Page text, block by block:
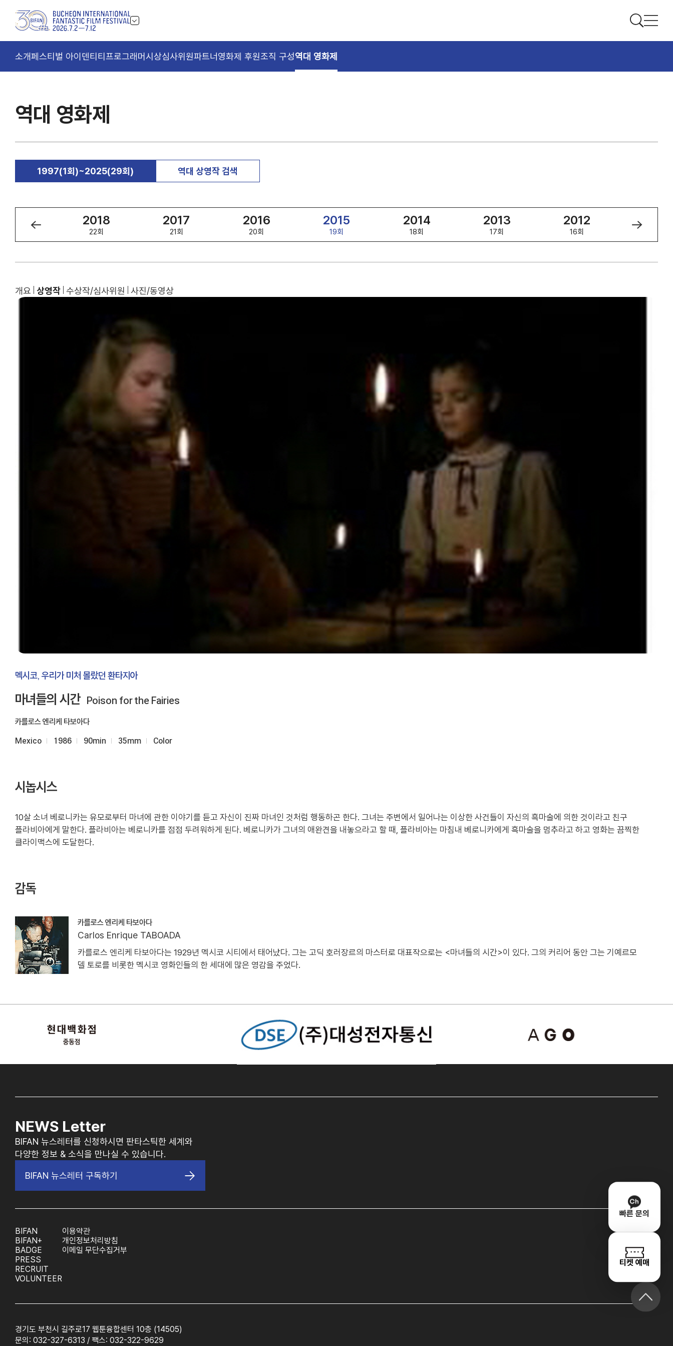
빠른 문의
티켓 예매
소개페스티벌 아이덴티티 프로그래머시상심사위원파트너영화제 후원조직 구성역대 영화제
역대 영화제
1997(1회)~2025(29회) 역대 상영작 검색
2018
22회
2017
21회
2016
20회
2015
19회
2014
18회
2013
17회
2012
16회
개요 상영작 수상작/심사위원 사진/동영상
멕시코, 우리가 미처 몰랐던 환타지아
마녀들의 시간 Poison for the Fairies
카를로스 엔리케 타보아다
Mexico 1986 90min 35mm Color
시놉시스
10살 소녀 베로니카는 유모로부터 마녀에 관한 이야기를 듣고 자신이 진짜 마녀인 것처럼 행동하곤 한다. 그녀는 주변에서 일어나는 이상한 사건들이 자신의 흑마술에 의한 것이라고 친구
플라비아에게 말한다. 플라비아는 베로니카를 점점 두려워하게 된다. 베로니카가 그녀의 애완견을 내놓으라고 할 때, 플라비아는 마침내 베로니카에게 흑마술을 멈추라고 하고 영화는 끔찍한
클라이맥스에 도달한다.
감독
카를로스 엔리케 타보아다
Carlos Enrique TABOADA
카를로스 엔리케 타보아다는 1929년 멕시코 시티에서 태어났다. 그는 고딕 호러장르의 마스터로 대표작으로는 <마녀들의 시간>이 있다. 그의 커리어 동안 그는 기예르모
델 토로를 비롯한 멕시코 영화인들의 한 세대에 많은 영감을 주었다.
NEWS Letter
BIFAN 뉴스레터를 신청하시면 판타스틱한 세계와
다양한 정보 & 소식을 만나실 수 있습니다.
BIFAN 뉴스레터 구독하기
BIFAN
BIFAN+
BADGE
PRESS
RECRUIT
VOLUNTEER
이용약관
개인정보처리방침
이메일 무단수집거부
경기도 부천시 길주로17 웹툰융합센터 10층 (14505)
문의: 032-327-6313 / 팩스: 032-322-9629